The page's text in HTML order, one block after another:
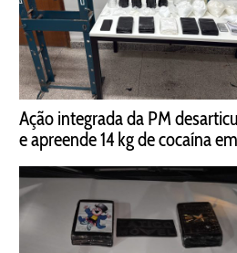
Ação integrada da PM
e apreende 14 kg de cocaína